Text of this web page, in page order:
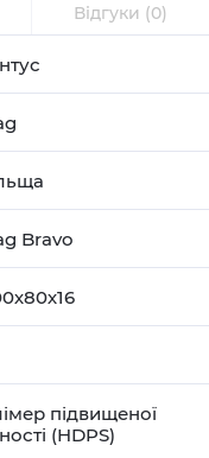
Відгуки (0)
Bravo
підвищеної
(HDPS)